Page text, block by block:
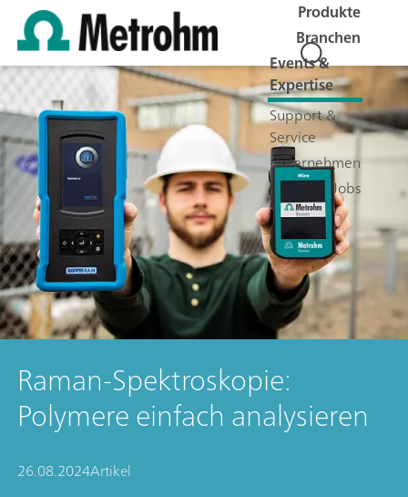
Produkte
Branchen
Events &
Expertise
Support &
Service
Unternehmen
Jobs
Raman-Spektroskopie:
Polymere einfach analysieren
26.08.2024Artikel